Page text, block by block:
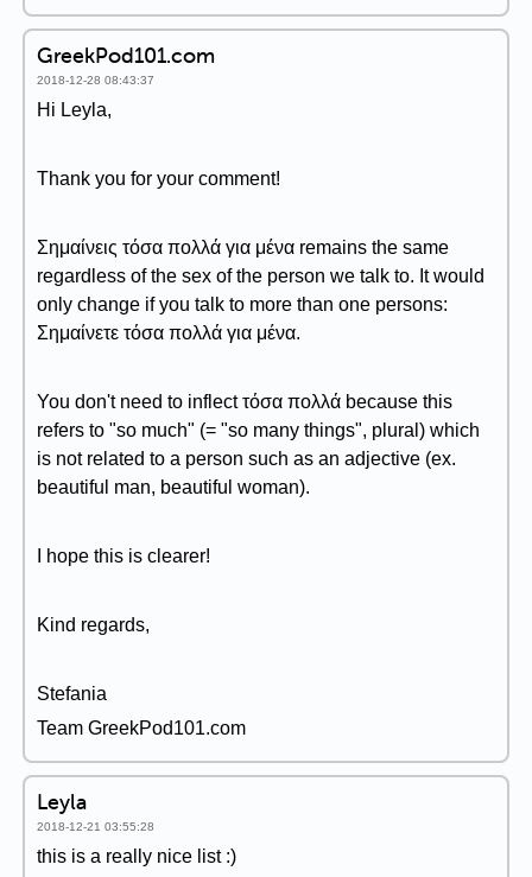
GreekPod101.com
2018-12-28 08:43:37
Hi Leyla,
Thank you for your comment!
Σημαίνεις τόσα πολλά για μένα remains the same
regardless of the sex of the person we talk to. It would
only change if you talk to more than one persons:
Σημαίνετε τόσα πολλά για μένα.
You don't need to inflect τόσα πολλά because this
refers to "so much" (= "so many things", plural) which
is not related to a person such as an adjective (ex.
beautiful man, beautiful woman).
I hope this is clearer!
Kind regards,
Stefania
Team GreekPod101.com
Leyla
2018-12-21 03:55:28
this is a really nice list :)